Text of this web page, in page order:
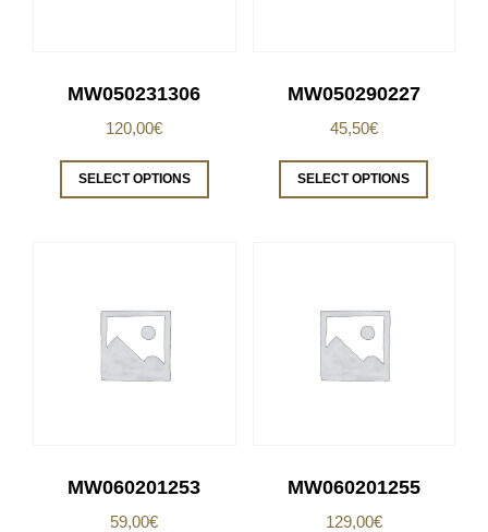
MW050231306
120,00€
SELECT OPTIONS
MW050290227
45,50€
SELECT OPTIONS
MW060201253
59,00€
MW060201255
129,00€